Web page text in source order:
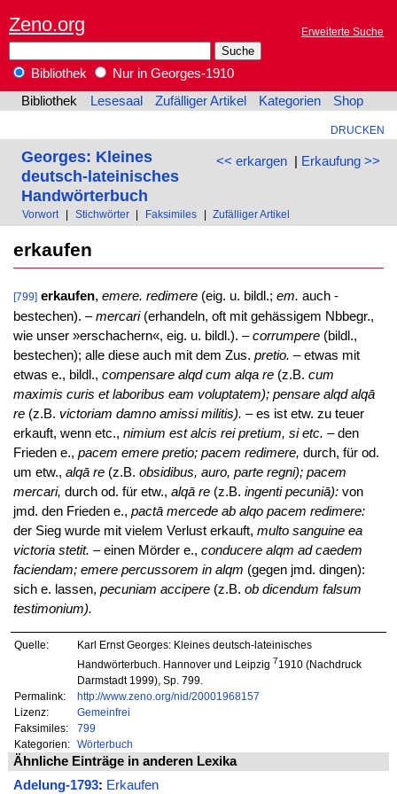
Zeno.org Erweiterte Suche
Bibliothek
Nur in Georges-1910
Bibliothek
Lesesaal Zufälliger Artikel Kategorien Shop
DRUCKEN
<< erkargen| Erkaufung >>
Georges: Kleines
deutsch-lateinisches
Handwörterbuch
Vorwort Stichwörter Faksimiles Zufälliger Artikel
erkaufen
[799] erkaufen, emere. redimere(eig. u. bildl.; em. auch -
bestechen). –mercari(erhandeln, oft mit gehässigem Nbbegr.,
wie unser »erschachern«, eig. u. bildl.). –corrumpere(bildl.,
bestechen); alle diese auch mit dem Zus. pretio. – etwas mit
etwas e., bildl., compensare alqd cum alqa re(z.B. cum
maximis curis et laboribus eam voluptatem); pensare alqd alqā
re(z.B. victoriam damno amissi militis). – es ist etw. zu teuer
erkauft, wenn etc., nimium est alcis rei pretium, si etc. – den
Frieden e., pacem emere pretio; pacem redimere, durch, für od.
um etw., alqā re(z.B. obsidibus, auro, parte regni); pacem
mercari, durch od. für etw., alqā re(z.B. ingenti pecuniā):von
jmd. den Frieden e., pactā mercede ab alqo pacem redimere:
der Sieg wurde mit vielem Verlust erkauft, multo sanguine ea
victoria stetit. – einen Mörder e., conducere alqm ad caedem
faciendam; emere percussorem in alqm (gegen jmd. dingen):
sich e. lassen, pecuniam accipere(z.B. ob dicendum falsum
testimonium).
Quelle:
Karl Ernst Georges: Kleines deutsch-lateinisches
Handwörterbuch. Hannover und Leipzig 71910 (Nachdruck
Darmstadt 1999), Sp. 799.
Permalink:
http://www.zeno.org/nid/20001968157
Lizenz:
Gemeinfrei
Faksimiles:
799
Kategorien:
Wörterbuch
Ähnliche Einträge in anderen Lexika
Adelung-1793: Erkaufen